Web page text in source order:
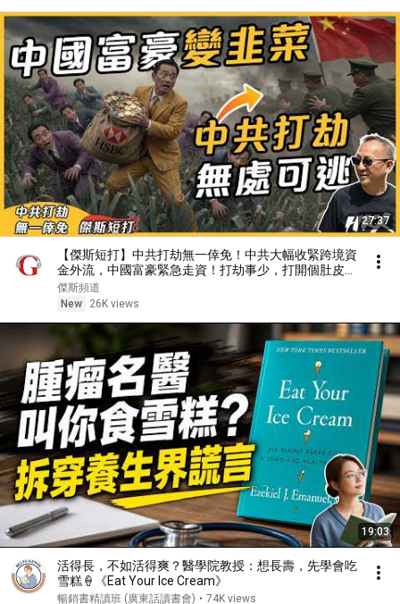
27:37
【傑斯短打】中共打劫無一倖免！中共大幅收緊跨境資
金外流，中國富豪緊急走資！打劫事少，打開個肚皮事
大！在外中國人該如何回家？｜20260807
傑斯頻道
New
26K views
19:03
活得長，不如活得爽？醫學院教授：想長壽，先學會吃
雪糕🍦《Eat Your Ice Cream》
暢銷書精讀班 (廣東話讀書會) • 74K views